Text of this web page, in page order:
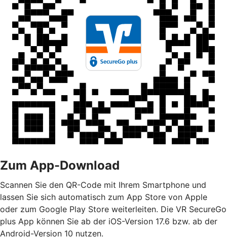
Zum App-Download
Scannen Sie den QR-Code mit Ihrem Smartphone und
lassen Sie sich automatisch zum App Store von Apple
oder zum Google Play Store weiterleiten. Die VR SecureGo
plus App können Sie ab der iOS-Version 17.6 bzw. ab der
Android-Version 10 nutzen.